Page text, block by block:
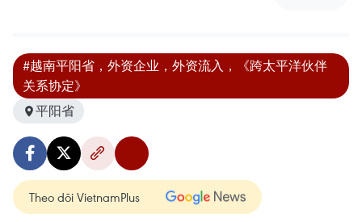
#越南平阳省，外资企业，外资流入，《跨太平洋伙伴
关系协定》
平阳省
Theo dõi VietnamPlus